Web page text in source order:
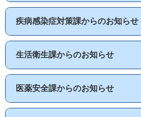
疾病感染症対策課からのお知らせ
生活衛生課からのお知らせ
医薬安全課からのお知らせ